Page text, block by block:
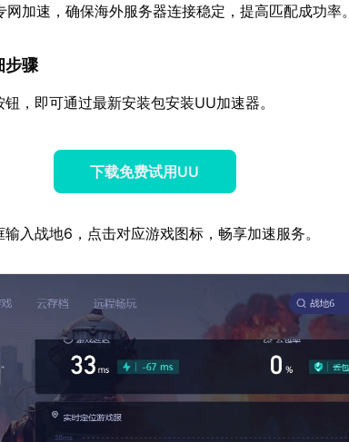
网加速，确保海外服务器连接稳定，提高匹配成功率。
步骤
，即可通过最新安装包安装UU加速器。
下载免费试用UU
入战地6，点击对应游戏图标，畅享加速服务。